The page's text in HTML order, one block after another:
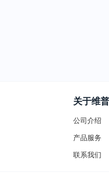
关于维普
公司介绍
产品服务
联系我们